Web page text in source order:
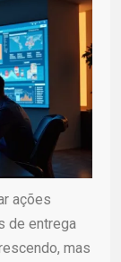
ações
de entrega
mas